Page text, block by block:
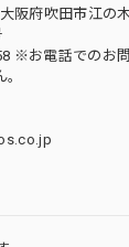
阪府吹田市江の
※お電話でのお